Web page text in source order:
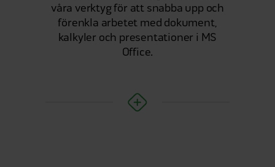
våra verktyg för att snabba upp och
förenkla arbetet med dokument,
kalkyler och presentationer i MS
Office.